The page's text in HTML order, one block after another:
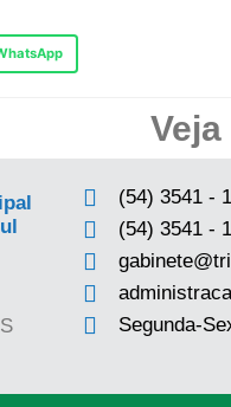
(54) 3541 -
(54) 3541 -
Segunda-